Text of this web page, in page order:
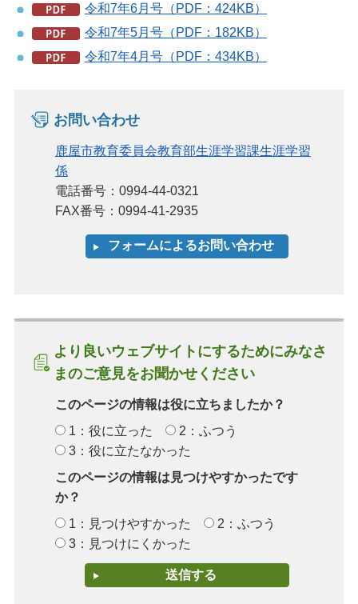
令和7年6月号（PDF：424KB）
令和7年5月号（PDF：182KB）
令和7年4月号（PDF：434KB）
お問い合わせ
鹿屋市教育委員会教育部生涯学習課生涯学習
係
電話番号：0994-44-0321
FAX番号：0994-41-2935
より良いウェブサイトにするためにみなさ
まのご意見をお聞かせください
このページの情報は役に立ちましたか？
1：役に立った
2：ふつう
3：役に立たなかった
このページの情報は見つけやすかったです
か？
1：見つけやすかった
2：ふつう
3：見つけにくかった